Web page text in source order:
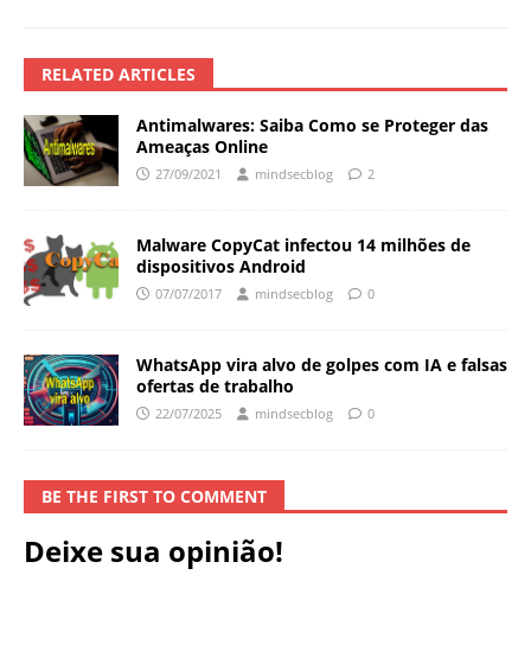
RELATED ARTICLES
Antimalwares: Saiba Como se Proteger das
Ameaças Online
27/09/2021 mindsecblog 2
Malware CopyCat infectou 14 milhões de
dispositivos Android
07/07/2017 mindsecblog 0
WhatsApp vira alvo de golpes com IA e falsas
ofertas de trabalho
22/07/2025 mindsecblog 0
BE THE FIRST TO COMMENT
Deixe sua opinião!